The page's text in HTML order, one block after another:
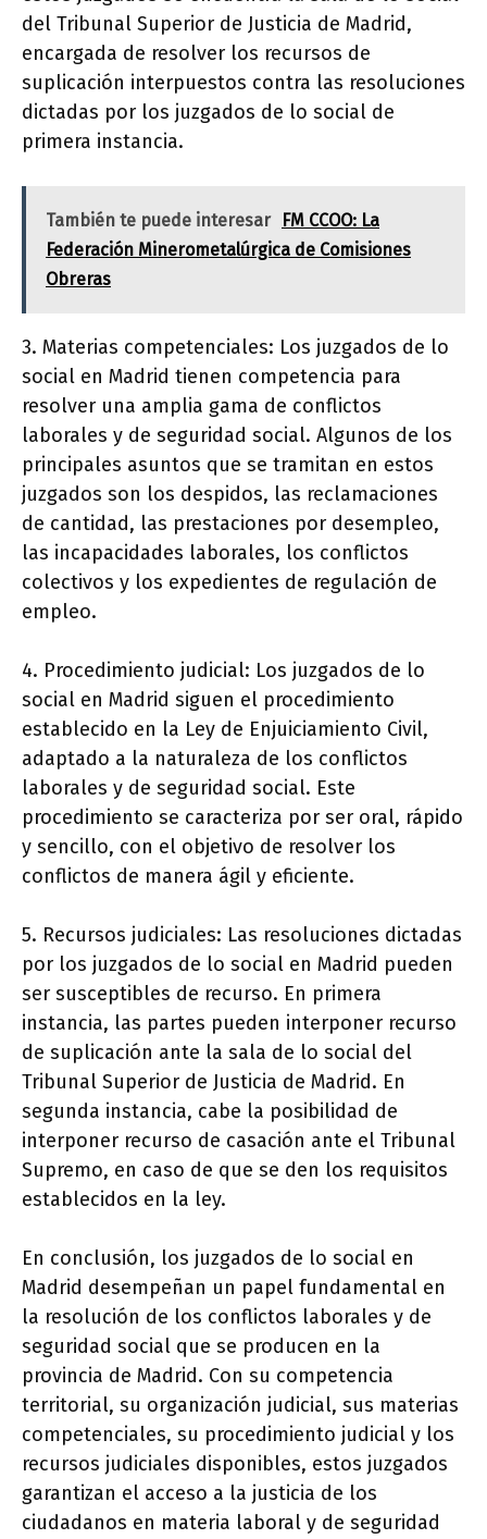
del Tribunal Superior de Justicia de Madrid,
encargada de resolver los recursos de
suplicación interpuestos contra las resoluciones
dictadas por los juzgados de lo social de
primera instancia.
También te puede interesar
FM CCOO: La
Federación Minerometalúrgica de Comisiones
Obreras
3. Materias competenciales: Los juzgados de lo
social en Madrid tienen competencia para
resolver una amplia gama de conflictos
laborales y de seguridad social. Algunos de los
principales asuntos que se tramitan en estos
juzgados son los despidos, las reclamaciones
de cantidad, las prestaciones por desempleo,
las incapacidades laborales, los conflictos
colectivos y los expedientes de regulación de
empleo.
4. Procedimiento judicial: Los juzgados de lo
social en Madrid siguen el procedimiento
establecido en la Ley de Enjuiciamiento Civil,
adaptado a la naturaleza de los conflictos
laborales y de seguridad social. Este
procedimiento se caracteriza por ser oral, rápido
y sencillo, con el objetivo de resolver los
conflictos de manera ágil y eficiente.
5. Recursos judiciales: Las resoluciones dictadas
por los juzgados de lo social en Madrid pueden
ser susceptibles de recurso. En primera
instancia, las partes pueden interponer recurso
de suplicación ante la sala de lo social del
Tribunal Superior de Justicia de Madrid. En
segunda instancia, cabe la posibilidad de
interponer recurso de casación ante el Tribunal
Supremo, en caso de que se den los requisitos
establecidos en la ley.
En conclusión, los juzgados de lo social en
Madrid desempeñan un papel fundamental en
la resolución de los conflictos laborales y de
seguridad social que se producen en la
provincia de Madrid. Con su competencia
territorial, su organización judicial, sus materias
competenciales, su procedimiento judicial y los
recursos judiciales disponibles, estos juzgados
garantizan el acceso a la justicia de los
ciudadanos en materia laboral y de seguridad